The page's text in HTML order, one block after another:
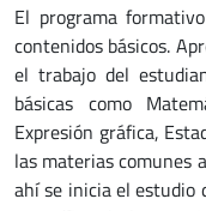
El programa
contenidos básicos.
el trabajo del
básicas como
Expresión gráfica,
las materias comunes
ahí se inicia el estudio